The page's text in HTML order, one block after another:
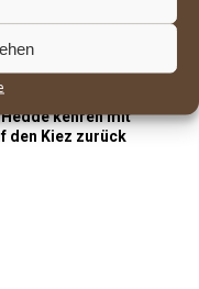
kehren mit
den Kiez zurück